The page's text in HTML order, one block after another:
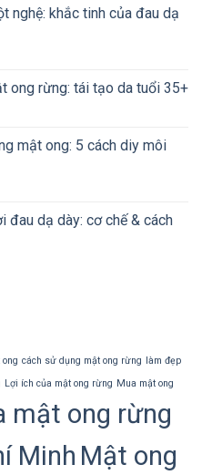
nghệ: khắc tinh của đau dạ
ong rừng: tái tạo da tuổi 35+
mật ong: 5 cách diy môi
đau dạ dày: cơ chế & cách
cách sử dụng mật ong rừng
làm đẹp
Lợi ích của mật ong rừng Mua mật ong
mật ong rừng
Minh Mật ong